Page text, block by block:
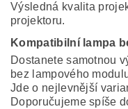
Výsledná kvalita
projektoru.
Kompatibilní lampa
Dostanete samotnou
bez lampového
Jde o nejlevnější
Doporučujeme spíše